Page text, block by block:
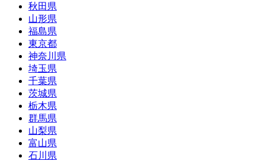
秋田県
山形県
福島県
東京都
神奈川県
埼玉県
千葉県
茨城県
栃木県
群馬県
山梨県
富山県
石川県